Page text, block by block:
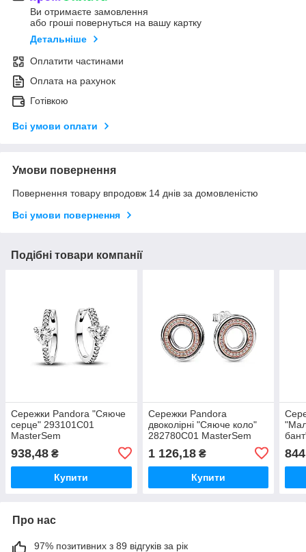
Ви отримаєте замовлення
або гроші повернуться на вашу картку
Детальніше
Оплатити частинами
Оплата на рахунок
Готівкою
Всі умови оплати
Умови повернення
Повернення товару впродовж 14 днів за домовленістю
Всі умови повернення
Подібні товари компанії
Сережки Pandora "Сяюче
серце" 293101C01
MasterSem
938,48 ₴
Купити
Сережки Pandora
двоколірні "Сяюче коло"
282780C01 MasterSem
1 126,18₴
Купити
Про нас
97% позитивних з 89 відгуків за рік